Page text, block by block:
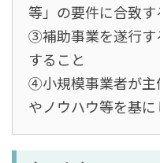
等」の要件に合致す
③補助事業を遂行す
すること
④小規模事業者が主
やノウハウ等を基